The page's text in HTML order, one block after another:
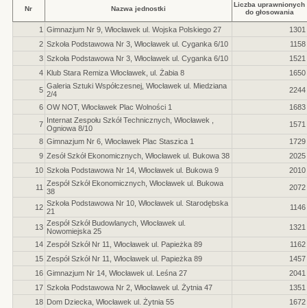
Nr Nazwa jednostki
Liczba uprawnionych
do głosowania
1 Gimnazjum Nr 9, Włocławek ul. Wojska Polskiego 27
1301
2 Szkoła Podstawowa Nr 3, Włocławek ul. Cyganka 6/10
1158
3 Szkoła Podstawowa Nr 3, Włocławek ul. Cyganka 6/10
1521
4 Klub Stara Remiza Włocławek, ul. Żabia 8 1650
5 Galeria Sztuki Współczesnej, Włocławek ul. Miedziana
2/4
2244
6 OW NOT, Włocławek Plac Wolności 1 1683
7 Internat Zespołu Szkół Technicznych, Włocławek ,
Ogniowa 8/10
1571
8 Gimnazjum Nr 6, Włocławek Plac Staszica 1
1729
9 Zesół Szkół Ekonomicznych, Włocławek ul. Bukowa 38
2025
10 Szkoła Podstawowa Nr 14, Włocławek ul. Bukowa 9 2010
11 Zespół Szkół Ekonomicznych, Włocławek ul. Bukowa
38
2072
12 Szkoła Podstawowa Nr 10, Włocławek ul. Starodębska
21
1146
13 Zespół Szkół Budowlanych, Włocławek ul.
Nowomiejska 25
1321
14 Zespół Szkół Nr 11, Włocławek ul. Papieżka 89
1162
15 Zespół Szkół Nr 11, Włocławek ul. Papieżka 89
1457
16 Gimnazjum Nr 14, Włocławek ul. Leśna 27
2041
17 Szkoła Podstawowa Nr 2, Włocławek ul. Żytnia 47
1351
18 Dom Dziecka, Włocławek ul. Żytnia 55
1672